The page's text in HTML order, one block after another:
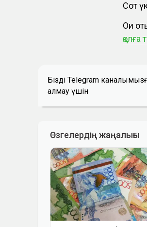
Сот
Оқи
қолға
Біздің Telegram
алмау үшін